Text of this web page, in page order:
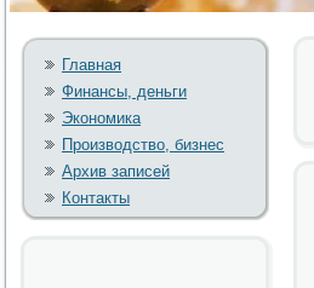
Главная
Финансы, деньги
Экономика
Производство, бизнес
Архив записей
Контакты